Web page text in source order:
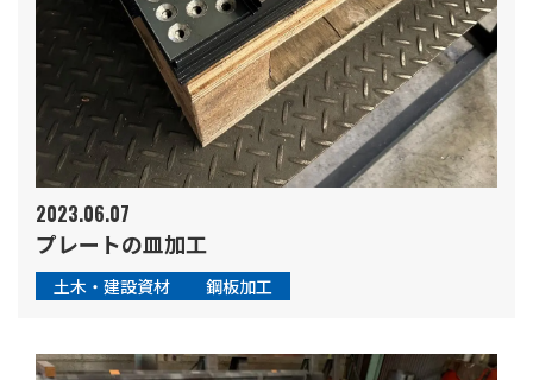
2023.06.07
プレートの皿加工
土木・建設資材 鋼板加工